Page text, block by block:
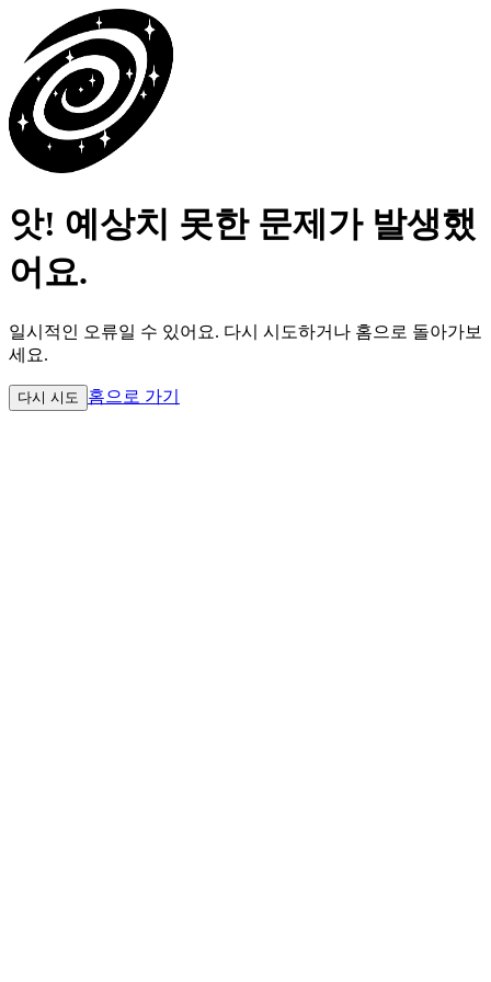
앗! 예상치 못한 문제가 발생했
어요.
일시적인 오류일 수 있어요. 다시 시도하거나 홈으로 돌아가보
세요.
다시 시도 홈으로 가기